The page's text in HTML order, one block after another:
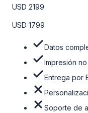
la tabla de precios a
USD 2199
USD 1799
Datos
Impresión
Entrega por
Soporte de